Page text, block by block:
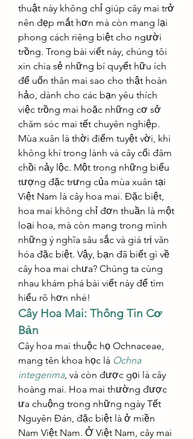
thuật này không chỉ giúp cây mai trở
nên đẹp mắt hơn mà còn mang lại
phong cách riêng biệt cho người
trồng. Trong bài viết này, chúng tôi
xin chia sẻ những bí quyết hữu ích
để uốn thân mai sao cho thật hoàn
hảo, dành cho các bạn yêu thích
việc trồng mai hoặc những cơ sở
chăm sóc mai tết chuyên nghiệp.
Mùa xuân là thời điểm tuyệt vời, khi
không khí trong lành và cây cối đâm
chồi nảy lộc. Một trong những biểu
tượng đặc trưng của mùa xuân tại
Việt Nam là cây hoa mai. Đặc biệt,
hoa mai không chỉ đơn thuần là một
loại hoa, mà còn mang trong mình
những ý nghĩa sâu sắc và giá trị văn
hóa đặc biệt. Vậy, bạn đã biết gì về
cây hoa mai chưa? Chúng ta cùng
nhau khám phá bài viết này để tìm
hiểu rõ hơn nhé!
Cây Hoa Mai: Thông Tin Cơ
Bản
Cây hoa mai thuộc họ Ochnaceae,
mang tên khoa học là Ochna
integerima, và còn được gọi là cây
hoàng mai. Hoa mai thường được
ưa chuộng trong những ngày Tết
Nguyên Đán, đặc biệt là ở miền
Nam Việt Nam. Ở Việt Nam, cây mai